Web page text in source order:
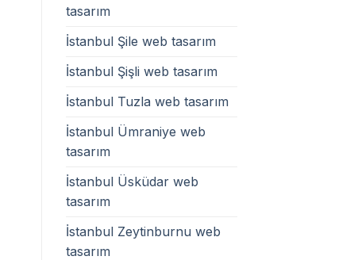
tasarım
İstanbul Şile web tasarım
İstanbul Şişli web tasarım
İstanbul Tuzla web tasarım
İstanbul Ümraniye web
tasarım
İstanbul Üsküdar web
tasarım
İstanbul Zeytinburnu web
tasarım